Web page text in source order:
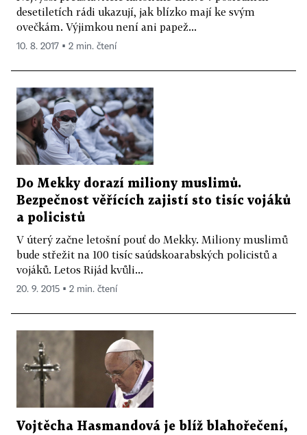
desetiletích rádi ukazují, jak blízko mají ke svým
ovečkám. Výjimkou není ani papež...
10. 8. 2017 ▪ 2 min. čtení
Do Mekky dorazí miliony muslimů.
Bezpečnost věřících zajistí sto tisíc vojáků
a policistů
V úterý začne letošní pouť do Mekky. Miliony muslimů
bude střežit na 100 tisíc saúdskoarabských policistů a
vojáků. Letos Rijád kvůli...
20. 9. 2015 ▪ 2 min. čtení
Vojtěcha Hasmandová je blíž blahořečení,